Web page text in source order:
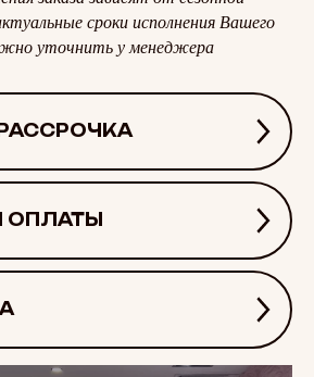
сроки исполнения Вашего
уточнить у менеджера